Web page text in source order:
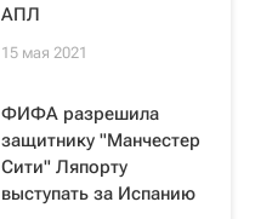
АПЛ
15 мая 2021
ФИФА разрешила
защитнику "Манчестер
Сити" Ляпорту
выступать за Испанию